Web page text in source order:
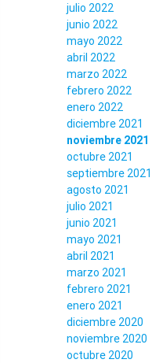
julio 2022
junio 2022
mayo 2022
abril 2022
marzo 2022
febrero 2022
enero 2022
diciembre 2021
noviembre 2021
octubre 2021
septiembre 2021
agosto 2021
julio 2021
junio 2021
mayo 2021
abril 2021
marzo 2021
febrero 2021
enero 2021
diciembre 2020
noviembre 2020
octubre 2020